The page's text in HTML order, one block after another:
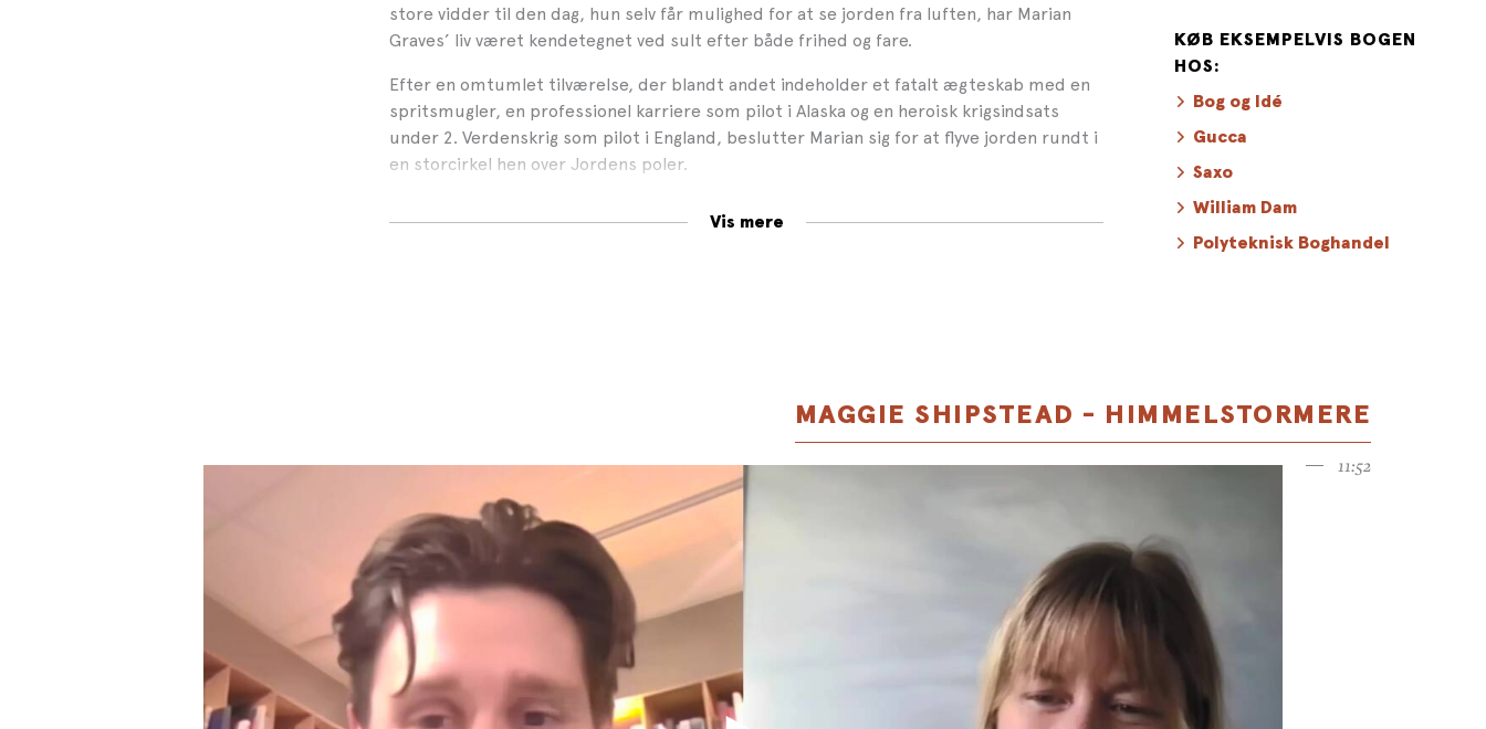
store vidder til den dag, hun selv får mulighed for at se jorden fra luften, har Marian
Graves’ liv været kendetegnet ved sult efter både frihed og fare.
Efter en omtumlet tilværelse, der blandt andet indeholder et fatalt ægteskab med en
spritsmugler, en professionel karriere som pilot i Alaska og en heroisk krigsindsats
under 2. Verdenskrig som pilot i England, beslutter Marian sig for at flyve jorden rundt i
en storcirkel hen over Jordens poler.
skuespillerinde, takket ja til en rolle som Marian Graves i en film om den forsvundne
Vis mere
KØB EKSEMPELVIS BOGEN
HOS:
Bog og Idé
Gucca
Saxo
William Dam
Polyteknisk Boghandel
MAGGIE SHIPSTEAD - HIMMELSTORMERE
11:52